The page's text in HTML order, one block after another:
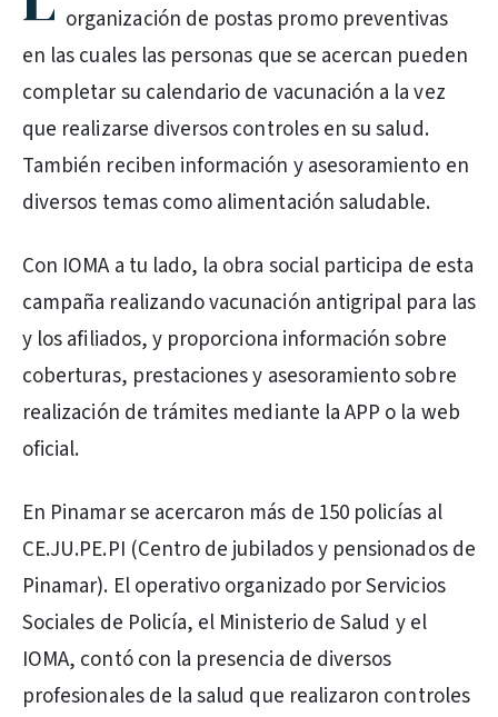
organización de postas promo preventivas
en las cuales las personas que se acercan pueden
completar su calendario de vacunación a la vez
que realizarse diversos controles en su salud.
También reciben información y asesoramiento en
diversos temas como alimentación saludable.
Con IOMA a tu lado, la obra social participa de esta
campaña realizando vacunación antigripal para las
y los afiliados, y proporciona información sobre
coberturas, prestaciones y asesoramiento sobre
realización de trámites mediante la APP o la web
oficial.
En Pinamar se acercaron más de 150 policías al
CE.JU.PE.PI (Centro de jubilados y pensionados de
Pinamar). El operativo organizado por Servicios
Sociales de Policía, el Ministerio de Salud y el
IOMA, contó con la presencia de diversos
profesionales de la salud que realizaron controles